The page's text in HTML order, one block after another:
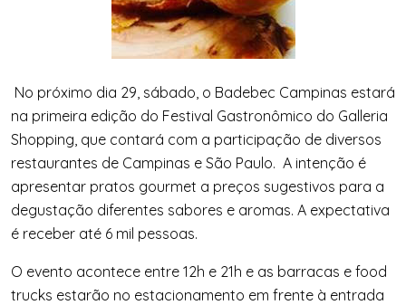
No próximo dia 29, sábado, o Badebec Campinas estará
na primeira edição do Festival Gastronômico do Galleria
Shopping, que contará com a participação de diversos
restaurantes de Campinas e São Paulo. A intenção é
apresentar pratos gourmet a preços sugestivos para a
degustação diferentes sabores e aromas. A expectativa
é receber até 6 mil pessoas.
O evento acontece entre 12h e 21h e as barracas e food
trucks estarão no estacionamento em frente à entrada